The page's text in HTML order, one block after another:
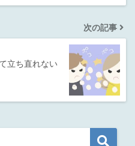
次の記事
立ち直れない